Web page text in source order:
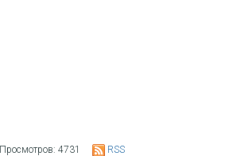
Просмотров: 4731 RSS